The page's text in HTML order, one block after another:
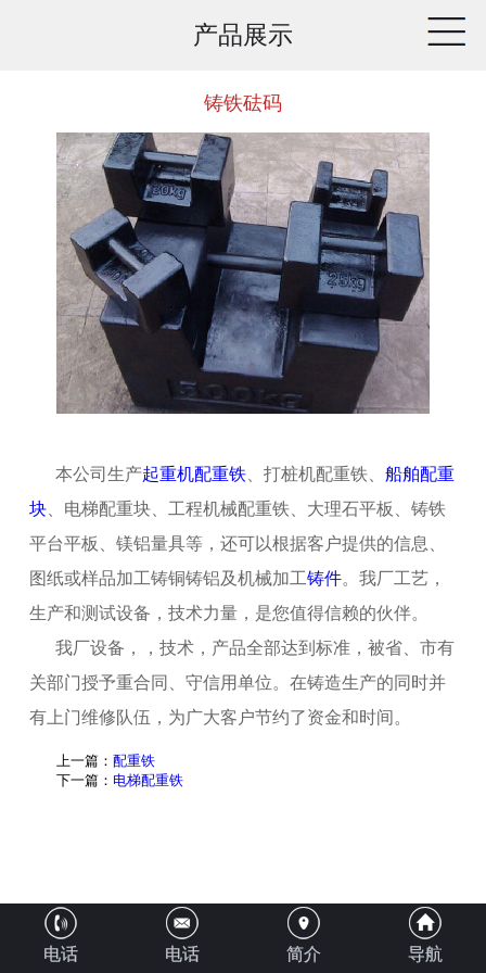
产品展示
铸铁砝码
本公司生产起重机配重铁 、打桩机配重铁、 船舶配重
块 、电梯配重块、工程机械配重铁、大理石平板、铸铁
平台平板、镁铝量具等，还可以根据客户提供的信息、
图纸或样品加工铸铜铸铝及机械加工铸件。我厂工艺，
生产和测试设备，技术力量，是您值得信赖的伙伴。
我厂设备，，技术，产品全部达到标准，被省、市有
关部门授予重合同、守信用单位。在铸造生产的同时并
有上门维修队伍，为广大客户节约了资金和时间。
上一篇： 配重铁
下一篇： 电梯配重铁
电话 电话 简介 导航